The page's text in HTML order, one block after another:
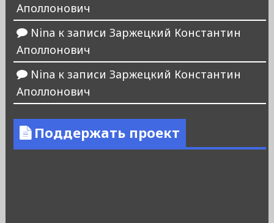
Аполлонович
Nina к записи Заржецкий Константин
Аполлонович
Nina к записи Заржецкий Константин
Аполлонович
Поддержать проект